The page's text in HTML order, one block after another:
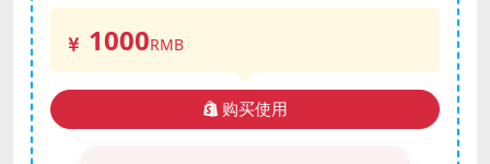
1000RMB
购买使用